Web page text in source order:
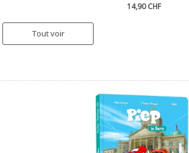
14,90 CHF
Tout voir